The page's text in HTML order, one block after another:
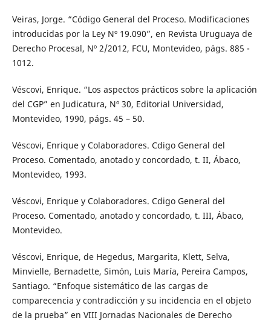
Veiras, Jorge. “Código General del Proceso. Modificaciones
introducidas por la Ley Nº 19.090”, en Revista Uruguaya de
Derecho Procesal, Nº 2/2012, FCU, Montevideo, págs. 885 -
1012.
Véscovi, Enrique. “Los aspectos prácticos sobre la aplicación
del CGP” en Judicatura, Nº 30, Editorial Universidad,
Montevideo, 1990, págs. 45 – 50.
Véscovi, Enrique y Colaboradores. Cdigo General del
Proceso. Comentado, anotado y concordado, t. II, Ábaco,
Montevideo, 1993.
Véscovi, Enrique y Colaboradores. Cdigo General del
Proceso. Comentado, anotado y concordado, t. III, Ábaco,
Montevideo.
Véscovi, Enrique, de Hegedus, Margarita, Klett, Selva,
Minvielle, Bernadette, Simón, Luis María, Pereira Campos,
Santiago. “Enfoque sistemático de las cargas de
comparecencia y contradicción y su incidencia en el objeto
de la prueba” en VIII Jornadas Nacionales de Derecho